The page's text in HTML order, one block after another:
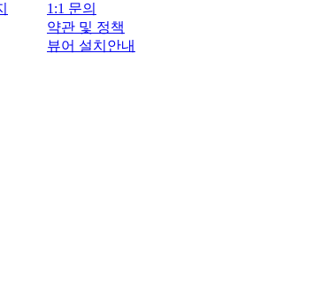
1:1 문의
약관 및 정책
뷰어 설치안내